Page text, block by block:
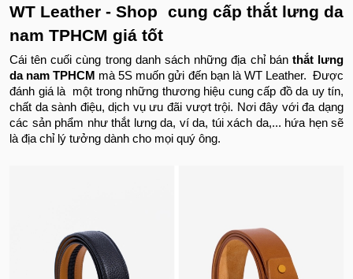
WT Leather - Shop cung cấp thắt lưng da
nam TPHCM giá tốt
Cái tên cuối cùng trong danh sách những địa chỉ bán thắt lưng
da nam TPHCM mà 5S muốn gửi đến bạn là WT Leather. Được
đánh giá là một trong những thương hiệu cung cấp đồ da uy tín,
chất da sành điệu, dịch vụ ưu đãi vượt trội. Nơi đây với đa dạng
các sản phẩm như thắt lưng da, ví da, túi xách da,... hứa hẹn sẽ
là địa chỉ lý tưởng dành cho mọi quý ông.